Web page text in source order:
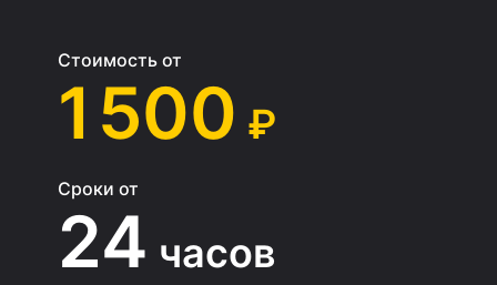
Стоимость от
1 500 ₽
Сроки от
24 часов